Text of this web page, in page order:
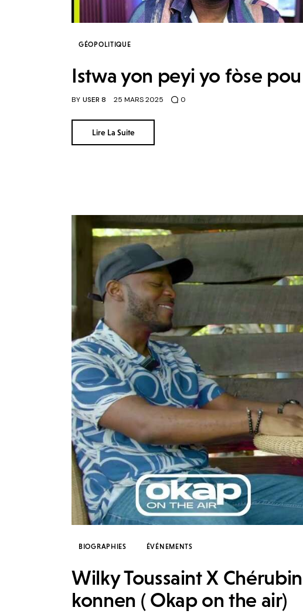
GÉOPOLITIQUE
Istwa yon peyi yo fòse
BY USER 8 25 MARS 2025 0
Lire La Suite
BIOGRAPHIES ÉVÉNEMENTS
Wilky Toussaint X
konnen ( Okap on the air)